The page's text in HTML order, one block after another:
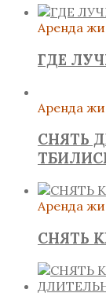
Аренда
ГДЕ
Аренда
СНЯТЬ
Аренда
СНЯТЬ